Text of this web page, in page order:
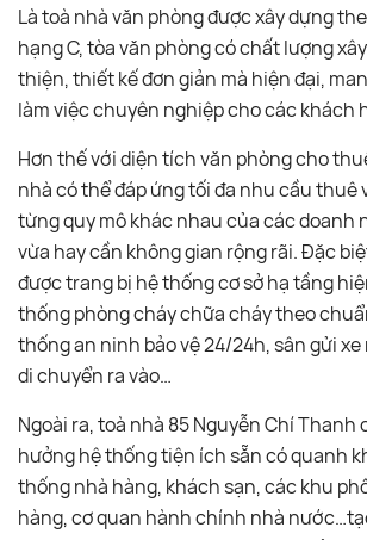
Là toà nhà văn phòng được xây dựng
hạng C, tòa văn phòng có chất lượng
thiện, thiết kế đơn giản mà hiện đại,
làm việc chuyên nghiệp cho các khách
Hơn thế với diện tích văn phòng cho
nhà có thể đáp ứng tối đa nhu cầu thuê
từng quy mô khác nhau của các doanh
vừa hay cần không gian rộng rãi. Đặc
được trang bị hệ thống cơ sở hạ tầng
thống phòng cháy chữa cháy theo
thống an ninh bảo vệ 24/24h, sân gửi xe
di chuyển ra vào…
Ngoài ra, toà nhà 85 Nguyễn Chí Thanh
hưởng hệ thống tiện ích sẵn có quanh
thống nhà hàng, khách sạn, các khu
hàng, cơ quan hành chính nhà